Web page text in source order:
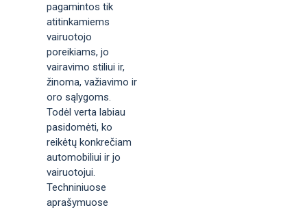
pagamintos tik
atitinkamiems
vairuotojo
poreikiams, jo
vairavimo stiliui ir,
žinoma, važiavimo ir
oro sąlygoms.
Todėl verta labiau
pasidomėti, ko
reikėtų konkrečiam
automobiliui ir jo
vairuotojui.
Techniniuose
aprašymuose